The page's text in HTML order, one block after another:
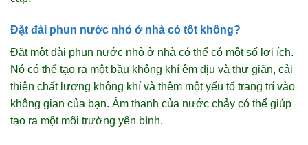
Đặt đài phun nước nhỏ ở nhà có tốt không?
Đặt một đài phun nước nhỏ ở nhà có thể có một số lợi ích.
Nó có thể tạo ra một bầu không khí êm dịu và thư giãn, cải
thiện chất lượng không khí và thêm một yếu tố trang trí vào
không gian của bạn. Âm thanh của nước chảy có thể giúp
tạo ra một môi trường yên bình.